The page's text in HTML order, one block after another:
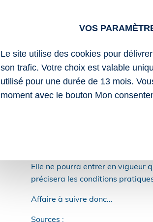
Toutefois, l’AJPP pourra, dans
Cette possibilité suppose qu’ils
allocations familiales et à
alternée.
L’objectif est simple : permettre
Elle ne pourra entrer en vigueur
précisera les conditions
Affaire à suivre donc…
Sources :
VOS
Le site utilise des cookies pour
son trafic. Votre choix est valable
utilisé pour une durée de 13 mois.
moment avec le bouton Mon